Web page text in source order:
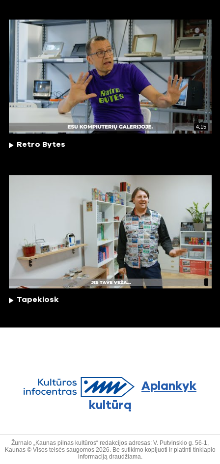
4:15
Retro Bytes
Tapekiosk
Aplankyk
kultūrą
Žurnalo „Kaunas pilnas kultūros“ redakcijos adresas: V. Putvinskio g. 56-1,
Kaunas © Visos teisės saugomos 2026. Be sutikimo kopijuoti ir platinti tinklapio
informaciją draudžiama.